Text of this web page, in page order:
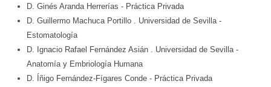
D. Ginés Aranda Herrerías - Práctica Privada
D. Guillermo Machuca Portillo
. Universidad de Sevilla -
Estomatología
D. Ignacio Rafael Fernández Asián
. Universidad de Sevilla -
Anatomía y Embriología Humana
D. Íñigo Fernández-Fígares Conde - Práctica Privada